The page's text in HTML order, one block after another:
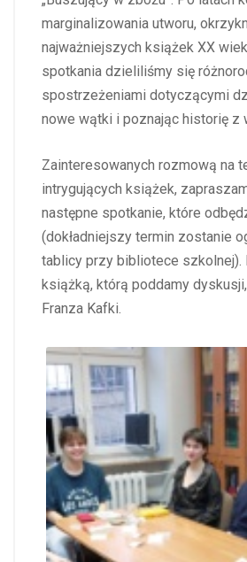
marginalizowania utworu,
najważniejszych książek XX
spotkania dzieliliśmy się
spostrzeżeniami dotyczącymi
nowe wątki i poznając historię z
Zainteresowanych rozmową na
intrygujących książek,
następne spotkanie, które
(dokładniejszy termin zostanie
tablicy przy bibliotece szkolnej).
książką, którą poddamy
Franza Kafki.